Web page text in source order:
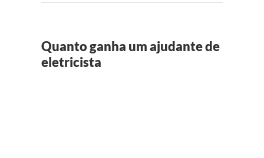
Quanto ganha um ajudante de
eletricista